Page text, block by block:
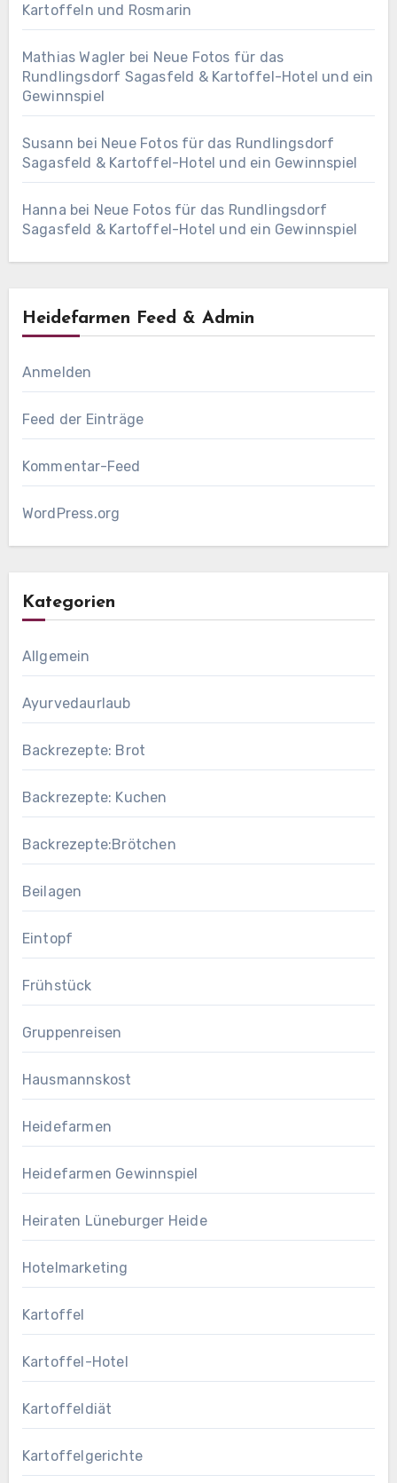
Kartoffeln und Rosmarin
Mathias Wagler bei Neue Fotos für das
Rundlingsdorf Sagasfeld & Kartoffel-Hotel und ein
Gewinnspiel
Susann bei Neue Fotos für das Rundlingsdorf
Sagasfeld & Kartoffel-Hotel und ein Gewinnspiel
Hanna bei Neue Fotos für das Rundlingsdorf
Sagasfeld & Kartoffel-Hotel und ein Gewinnspiel
Heidefarmen Feed & Admin
Anmelden
Feed der Einträge
Kommentar-Feed
WordPress.org
Kategorien
Allgemein
Ayurvedaurlaub
Backrezepte: Brot
Backrezepte: Kuchen
Backrezepte:Brötchen
Beilagen
Eintopf
Frühstück
Gruppenreisen
Hausmannskost
Heidefarmen
Heidefarmen Gewinnspiel
Heiraten Lüneburger Heide
Hotelmarketing
Kartoffel
Kartoffel-Hotel
Kartoffeldiät
Kartoffelgerichte